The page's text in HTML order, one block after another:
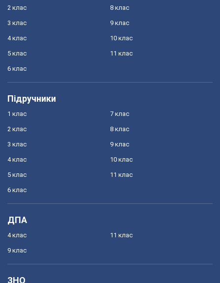
2 клас
3 клас
4 клас
5 клас
6 клас
8 клас
9 клас
10 клас
11 клас
Підручники
1 клас
2 клас
3 клас
4 клас
5 клас
6 клас
7 клас
8 клас
9 клас
10 клас
11 клас
ДПА
4 клас
9 клас
11 клас
ЗНО